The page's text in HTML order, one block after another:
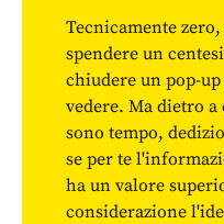
Tecnicamente
spendere un
chiudere un pop-
vedere. Ma dietro
sono tempo,
se per te
ha un valore
considerazione